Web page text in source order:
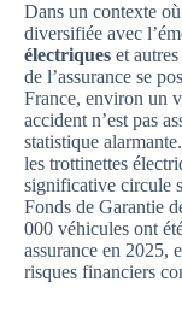
Dans un contexte
diversifiée avec
électriques et
de l’assurance se
France, environ un
accident n’est pas
statistique
les trottinettes
significative circule
Fonds de Garantie
000 véhicules ont
assurance en 2025,
risques financiers